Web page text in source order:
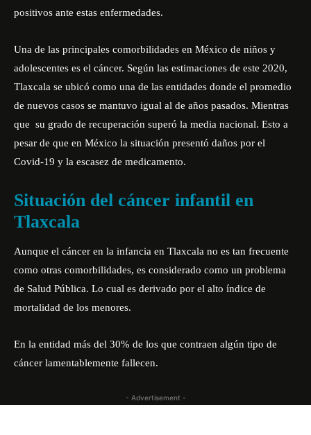
positivos ante estas enfermedades.
Una de las principales comorbilidades en México de niños y
adolescentes es el cáncer. Según las estimaciones de este 2020,
Tlaxcala se ubicó como una de las entidades donde el promedio
de nuevos casos se mantuvo igual al de años pasados. Mientras
que su grado de recuperación superó la media nacional. Esto a
pesar de que en México la situación presentó daños por el
Covid-19 y la escasez de medicamento.
Situación del cáncer infantil en
Tlaxcala
Aunque el cáncer en la infancia en Tlaxcala no es tan frecuente
como otras comorbilidades, es considerado como un problema
de Salud Pública. Lo cual es derivado por el alto índice de
mortalidad de los menores.
En la entidad más del 30% de los que contraen algún tipo de
cáncer lamentablemente fallecen.
- Advertisement -